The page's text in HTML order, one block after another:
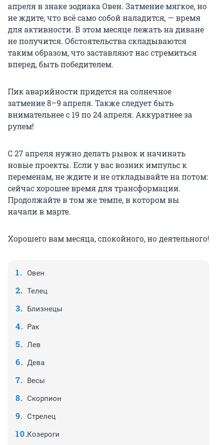
апреля в знаке зодиака Овен. Затмение мягкое, но
не ждите, что всё само собой наладится, — время
для активности. В этом месяце лежать на диване
не получится. Обстоятельства складываются
таким образом, что заставляют нас стремиться
вперед, быть победителем.
Пик аварийности придется на солнечное
затмение 8–9 апреля. Также следует быть
внимательнее с 19 по 24 апреля. Аккуратнее за
рулем!
С 27 апреля нужно делать рывок и начинать
новые проекты. Если у вас возник импульс к
переменам, не ждите и не откладывайте на потом:
сейчас хорошее время для трансформации.
Продолжайте в том же темпе, в котором вы
начали в марте.
Хорошего вам месяца, спокойного, но деятельного!
Овен
Телец
Близнецы
Рак
Лев
Дева
Весы
Скорпион
Стрелец
Козероги